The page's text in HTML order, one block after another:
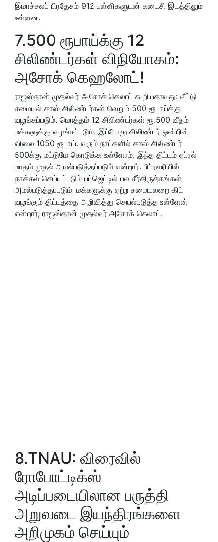
இமாச்சலப் பிரதேசம் 912 புள்ளிகளுடன் கடைசி இடத்திலும்
உள்ளன.
7.500 ரூபாய்க்கு 12
சிலிண்டர்கள் விநியோகம்:
அசோக் கெஹலோட்!
ராஜஸ்தான் முதல்வர் அசோக் கெலாட் கூறியதாவது: வீட்டு
சமையல் காஸ் சிலிண்டர்கள் வெறும் 500 ரூபாய்க்கு
வழங்கப்படும். மொத்தம் 12 சிலிண்டர்கள் ரூ.500 வீதம்
மக்களுக்கு வழங்கப்படும். இப்போது சிலிண்டர் ஒன்றின்
விலை 1050 ரூபாய். வரும் நாட்களில் காஸ் சிலிண்டர்
500க்கு மட்டுமே கொடுக்க உள்ளோம். இந்த திட்டம் ஏப்ரல்
மாதம் முதல் அமல்படுத்தப்படும் என்றார். பிப்ரவரியில்
தாக்கல் செய்யப்படும் பட்ஜெட்டில் பல சீர்திருத்தங்கள்
அமல்படுத்தப்படும். மக்களுக்கு ஏற்ற சமையலறை கிட்
வழங்கும் திட்டத்தை அறிவித்து செயல்படுத்த உள்ளேன்
என்றார், ராஜஸ்தான் முதல்வர் அசோக் கெலாட்.
8.TNAU: விரைவில்
ரோபோட்டிக்ஸ்
அடிப்படையிலான பருத்தி
அறுவடை இயந்திரங்களை
அறிமுகம் செய்யும்